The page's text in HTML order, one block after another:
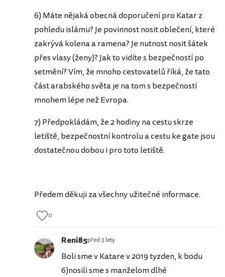
6) Máte nějaká obecná doporučení pro Katar z
pohledu islámu? Je povinnost nosit oblečení, které
zakrývá kolena a ramena? Je nutnost nosit šátek
přes vlasy (ženy)? Jak to vidíte s bezpečností po
setmění? Vím, že mnoho cestovatelů říká, že tato
část arabského světa je na tom s bezpečností
mnohem lépe než Evropa.
7) Předpokládám, že 2 hodiny na cestu skrze
letiště, bezpečnostní kontrolu a cestu ke gate jsou
dostatečnou dobou i pro toto letiště.
Předem děkuji za všechny užitečné informace.
0
Reni85před 3 lety
Boli sme v Katare v 2019 tyzden, k bodu
6)nosili sme s manželom dlhé